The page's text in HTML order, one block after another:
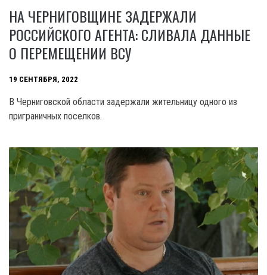
НА ЧЕРНИГОВЩИНЕ ЗАДЕРЖАЛИ
РОССИЙСКОГО АГЕНТА: СЛИВАЛА ДАННЫЕ
О ПЕРЕМЕЩЕНИИ ВСУ
19 СЕНТЯБРЯ, 2022
В Черниговской области задержали жительницу одного из
приграничных поселков.